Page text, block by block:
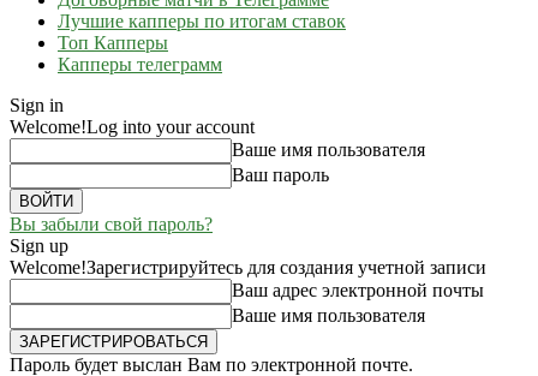
Лучшие капперы по итогам ставок
Топ Капперы
Капперы телеграмм
Sign in
Welcome!Log into your account
Ваше имя пользователя
Ваш пароль
Вы забыли свой пароль?
Sign up
Welcome!Зарегистрируйтесь для создания учетной записи
Ваш адрес электронной почты
Ваше имя пользователя
Пароль будет выслан Вам по электронной почте.